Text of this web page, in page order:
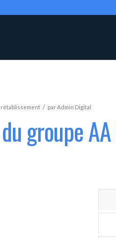
rétablissement / parAdmin Digital
groupe